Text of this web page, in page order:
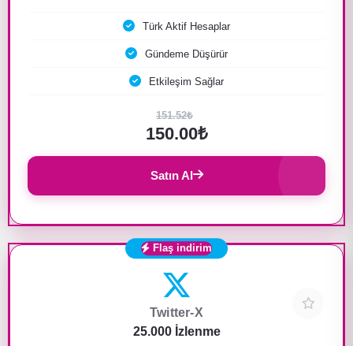
Türk Aktif Hesaplar
Gündeme Düşürür
Etkileşim Sağlar
151.52₺
150.00₺
Satın Al
Flaş indirim
Twitter-X
25.000 İzlenme